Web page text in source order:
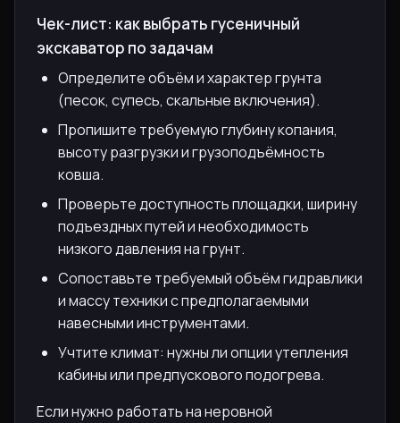
Чек-лист: как выбрать гусеничный
экскаватор по задачам
Определите объём и характер грунта
(песок, супесь, скальные включения).
Пропишите требуемую глубину копания,
высоту разгрузки и грузоподъёмность
ковша.
Проверьте доступность площадки, ширину
подъездных путей и необходимость
низкого давления на грунт.
Сопоставьте требуемый объём гидравлики
и массу техники с предполагаемыми
навесными инструментами.
Учтите климат: нужны ли опции утепления
кабины или предпускового подогрева.
Если нужно работать на неровной